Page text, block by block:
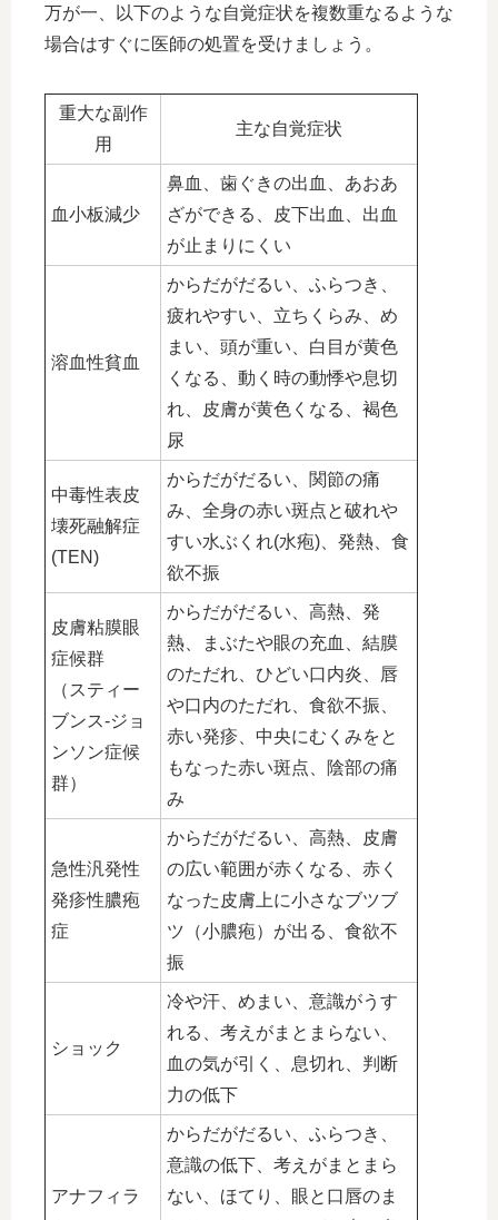
万が一、以下のような自覚症状を複数重なるような
場合はすぐに医師の処置を受けましょう。
重大な副作
用
主な自覚症状
血小板減少
鼻血、歯ぐきの出血、あおあ
ざができる、皮下出血、出血
が止まりにくい
溶血性貧血
からだがだるい、ふらつき、
疲れやすい、立ちくらみ、め
まい、頭が重い、白目が黄色
くなる、動く時の動悸や息切
れ、皮膚が黄色くなる、褐色
尿
中毒性表皮
壊死融解症
(TEN)
からだがだるい、関節の痛
み、全身の赤い斑点と破れや
すい水ぶくれ(水疱)、発熱、食
欲不振
皮膚粘膜眼
症候群
（スティー
ブンス-ジョ
ンソン症候
群）
からだがだるい、高熱、発
熱、まぶたや眼の充血、結膜
のただれ、ひどい口内炎、唇
や口内のただれ、食欲不振、
赤い発疹、中央にむくみをと
もなった赤い斑点、陰部の痛
み
急性汎発性
発疹性膿疱
症
からだがだるい、高熱、皮膚
の広い範囲が赤くなる、赤く
なった皮膚上に小さなブツブ
ツ（小膿疱）が出る、食欲不
振
ショック
冷や汗、めまい、意識がうす
れる、考えがまとまらない、
血の気が引く、息切れ、判断
力の低下
アナフィラ
からだがだるい、ふらつき、
意識の低下、考えがまとまら
ない、ほてり、眼と口唇のま